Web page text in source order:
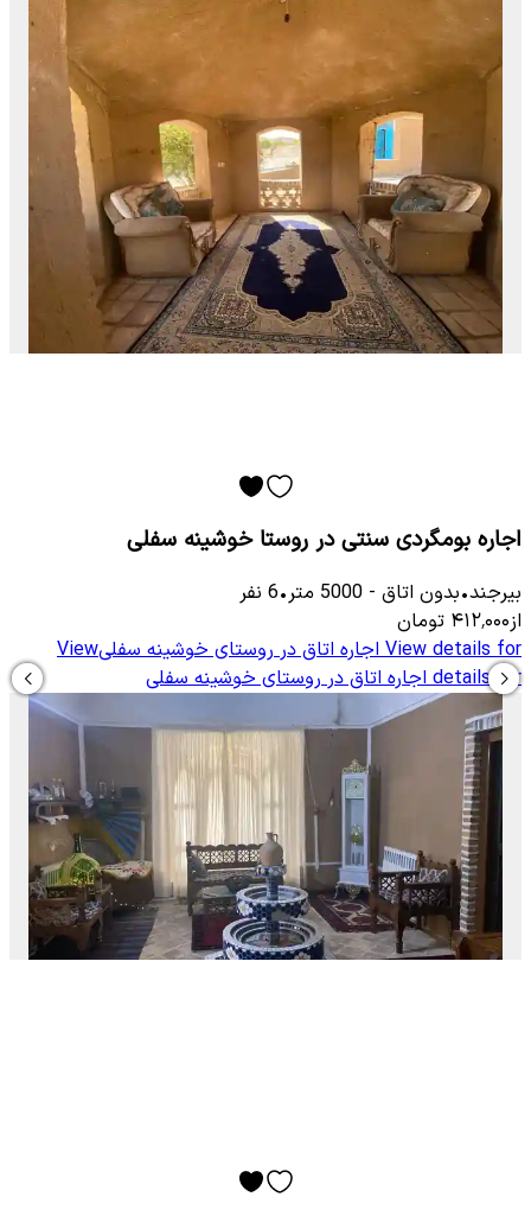
اجاره بومگردی سنتی در روستا خوشینه سفلی
بیرجند•بدون اتاق -
5000 متر•
6 نفر
از۴۱۲٬۰۰۰ تومان
View details for اجاره اتاق در روستای خوشینه سفلیView
details for اجاره اتاق در روستای خوشینه سفلی